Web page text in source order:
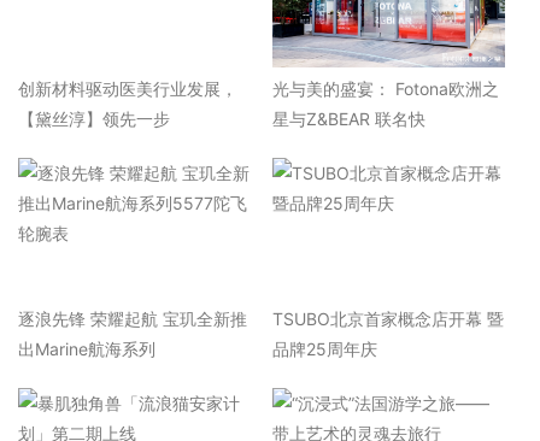
​创新材料驱动医美行业发展，
【黛丝淳】领先一步
光与美的盛宴： Fotona欧洲之
星与Z&BEAR 联名快
逐浪先锋 荣耀起航 宝玑全新推
出Marine航海系列
TSUBO北京首家概念店开幕 暨
品牌25周年庆